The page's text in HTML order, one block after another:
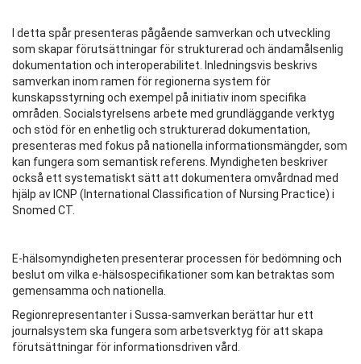
I detta spår presenteras pågående samverkan och utveckling
som skapar förutsättningar för strukturerad och ändamålsenlig
dokumentation och interoperabilitet. Inledningsvis beskrivs
samverkan inom ramen för regionerna system för
kunskapsstyrning och exempel på initiativ inom specifika
områden. Socialstyrelsens arbete med grundläggande verktyg
och stöd för en enhetlig och strukturerad dokumentation,
presenteras med fokus på nationella informationsmängder, som
kan fungera som semantisk referens. Myndigheten beskriver
också ett systematiskt sätt att dokumentera omvårdnad med
hjälp av ICNP (International Classification of Nursing Practice) i
Snomed CT.
E-hälsomyndigheten presenterar processen för bedömning och
beslut om vilka e-hälsospecifikationer som kan betraktas som
gemensamma och nationella.
Regionrepresentanter i Sussa-samverkan berättar hur ett
journalsystem ska fungera som arbetsverktyg för att skapa
förutsättningar för informationsdriven vård.